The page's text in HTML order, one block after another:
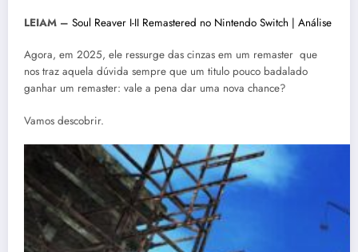
LEIAM – Soul Reaver I-II Remastered no Nintendo Switch | Análise
Agora, em 2025, ele ressurge das cinzas em um remaster que
nos traz aquela dúvida sempre que um titulo pouco badalado
ganhar um remaster: vale a pena dar uma nova chance?
Vamos descobrir.